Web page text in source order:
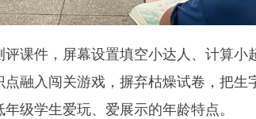
课件，屏幕设置填空小达人、计算小
融入闯关游戏，摒弃枯燥试卷，把生
级学生爱玩、爱展示的年龄特点。